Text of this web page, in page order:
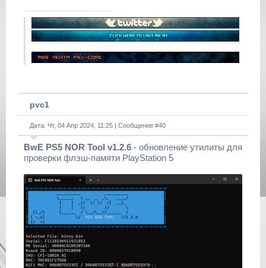
pvc1
Дата: Чт, 04 Апр 2024, 11:25 | Сообщение #40
BwE PS5 NOR Tool v1.2.6 - обновление утилиты для
проверки флэш-памяти PlayStation 5